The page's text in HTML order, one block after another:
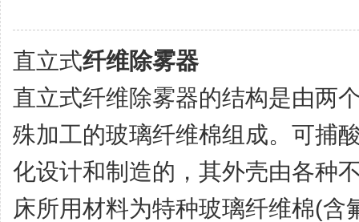
直立式纤维除雾器
直立式纤维除雾器的结构是由两
殊加工的玻璃纤维棉组成。可捕
化设计和制造的，其外壳由各种
床所用材料为特种玻璃纤维棉(